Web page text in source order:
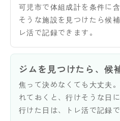
可児市で体組成計を条件に
そうな施設を見つけたら候
レ活で記録できます。
ジムを見つけたら、候
焦って決めなくても大丈夫
れておくと、行けそうな日
行けた日は、トレ活で記録で